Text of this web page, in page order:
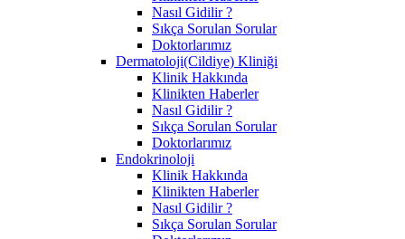
Nasıl Gidilir ?
Sıkça Sorulan Sorular
Doktorlarımız
Dermatoloji(Cildiye) Kliniği
Klinik Hakkında
Klinikten Haberler
Nasıl Gidilir ?
Sıkça Sorulan Sorular
Doktorlarımız
Endokrinoloji
Klinik Hakkında
Klinikten Haberler
Nasıl Gidilir ?
Sıkça Sorulan Sorular